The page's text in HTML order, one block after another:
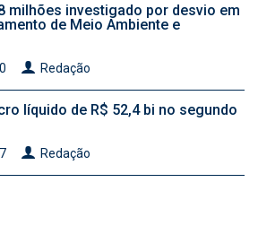
milhões investigado por desvio em
de Meio Ambiente e
Redação
líquido de R$ 52,4 bi no segundo
Redação